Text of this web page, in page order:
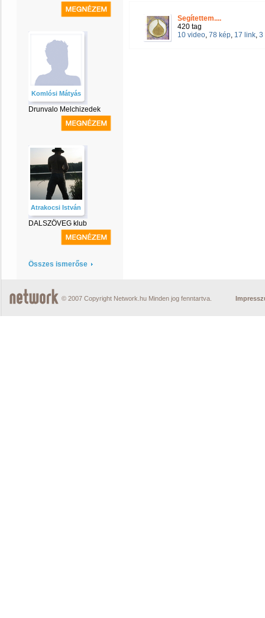
Komlósi Mátyás
Drunvalo Melchizedek
Atrakocsi István
DALSZÖVEG klub
Összes ismerőse
Segítettem....
420 tag
10 video, 78 kép, 17 link, 3
© 2007 Copyright Network.hu Minden jog fenntartva.